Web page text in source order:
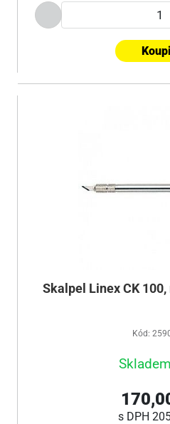
Skalpel Linex CK
Kód:
s DPH